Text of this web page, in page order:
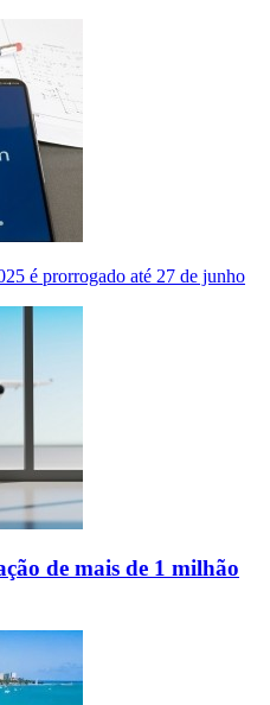
é prorrogado até 27 de junho
de mais de 1 milhão